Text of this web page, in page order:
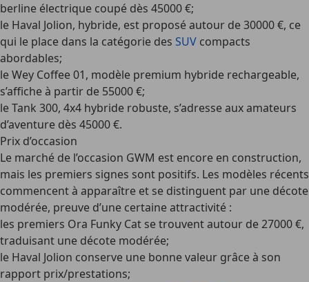
berline électrique coupé dès 45000 €;
le Haval Jolion, hybride, est proposé autour de 30000 €, ce
qui le place dans la catégorie des SUV compacts
abordables;
le Wey Coffee 01, modèle premium hybride rechargeable,
s’affiche à partir de 55000 €;
le Tank 300, 4x4 hybride robuste, s’adresse aux amateurs
d’aventure dès 45000 €.
Prix d’occasion
Le marché de l’occasion GWM est encore en construction,
mais les premiers signes sont positifs. Les modèles récents
commencent à apparaître et se distinguent par une décote
modérée, preuve d’une certaine attractivité :
les premiers Ora Funky Cat se trouvent autour de 27000 €,
traduisant une décote modérée;
le Haval Jolion conserve une bonne valeur grâce à son
rapport prix/prestations;